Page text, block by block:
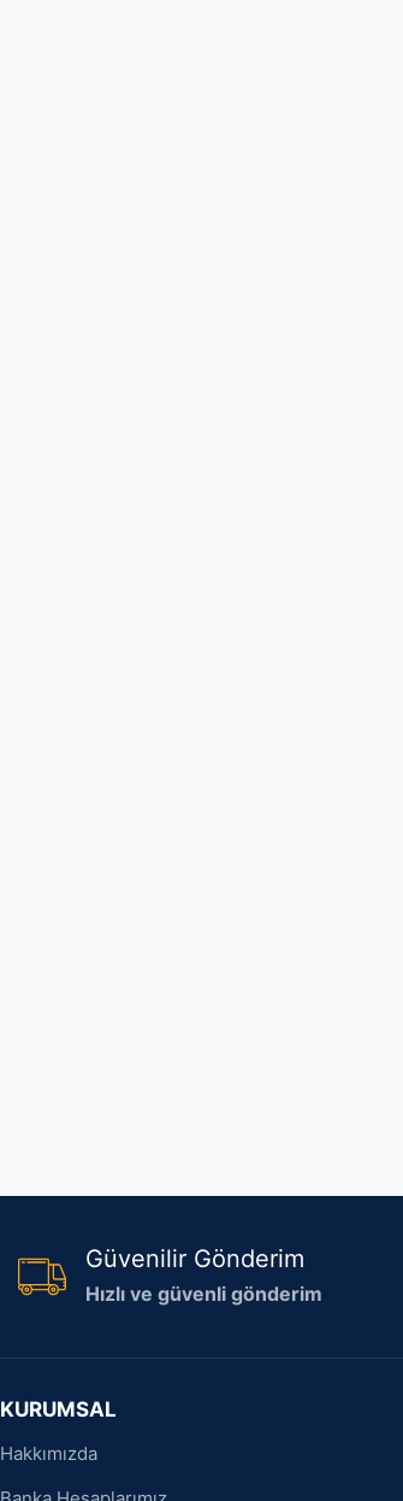
Güvenilir Gönderim
Hızlı ve güvenli gönderim
KURUMSAL
Hakkımızda